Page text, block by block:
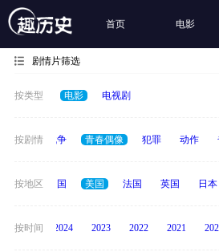
首页 电影
剧情片筛选
按类型 电影 电视剧
按剧情
古装 战争 青春偶像 犯罪 动作
按地区
全部 中国 美国 法国 英国 日本
按时间
2025 2024 2023 2022 2021